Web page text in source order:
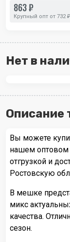
863 ₽
Крупный опт от 732 ₽
Нет в
Описание
Вы можете
нашем оптовом
отгрузкой и
Ростовскую
В мешке
микс
качества.
сезон.